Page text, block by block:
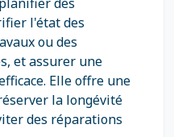
l'état des
ou des
et assurer une
Elle offre une
la longévité
des réparations